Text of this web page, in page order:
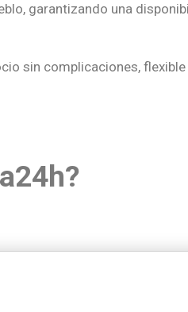
garantizando una
sin complicaciones,